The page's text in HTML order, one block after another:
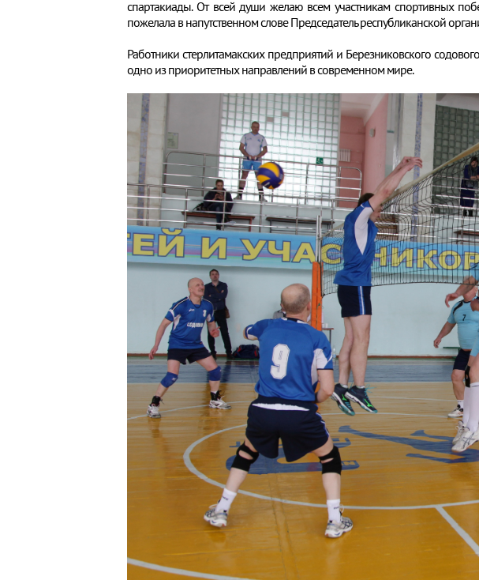
спартакиады. От всей души желаю всем участникам спортивных
пожелала в напутственном слове Председатель республиканской
Работники стерлитамакских предприятий и Березниковского
одно из приоритетных направлений в современном мире.